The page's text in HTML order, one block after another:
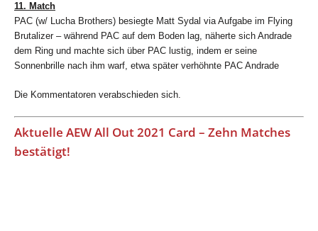
11. Match
PAC (w/ Lucha Brothers) besiegte Matt Sydal via Aufgabe im Flying
Brutalizer – während PAC auf dem Boden lag, näherte sich Andrade
dem Ring und machte sich über PAC lustig, indem er seine
Sonnenbrille nach ihm warf, etwa später verhöhnte PAC Andrade
Die Kommentatoren verabschieden sich.
Aktuelle AEW All Out 2021 Card – Zehn Matches
bestätigt!